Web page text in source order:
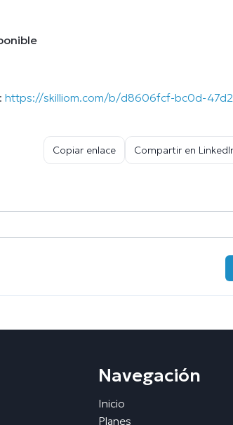
https://skilliom.com/b/d8606fcf-bc0d-
Copiar enlace Compartir en
Navegación
Inicio
Planes